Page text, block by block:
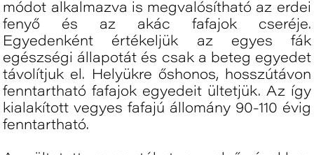
módot alkalmazva is megvalósítható az erdei
fenyő és az akác fafajok cseréje.
Egyedenként értékeljük az egyes fák
egészségi állapotát és csak a beteg egyedet
távolítjuk el. Helyükre őshonos, hosszútávon
fenntartható fafajok egyedeit ültetjük. Az így
kialakított vegyes fafajú állomány 90-110 évig
fenntartható.